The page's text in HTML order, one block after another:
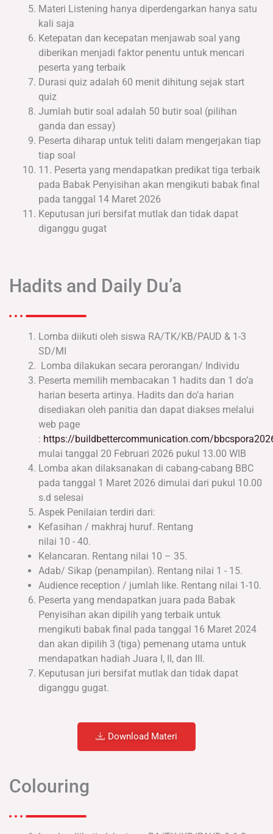
Materi Listening hanya diperdengarkan hanya satu
kali saja
Ketepatan dan kecepatan menjawab soal yang
diberikan menjadi faktor penentu untuk mencari
peserta yang terbaik
Durasi quiz adalah 60 menit dihitung sejak start
quiz
Jumlah butir soal adalah 50 butir soal (pilihan
ganda dan essay)
Peserta diharap untuk teliti dalam mengerjakan tiap
tiap soal
11. Peserta yang mendapatkan predikat tiga terbaik
pada Babak Penyisihan akan mengikuti babak final
pada tanggal 14 Maret 2026
Keputusan juri bersifat mutlak dan tidak dapat
diganggu gugat
Hadits and Daily Du’a
Lomba diikuti oleh siswa RA/TK/KB/PAUD & 1-3
SD/MI
Lomba dilakukan secara perorangan/ Individu
Peserta memilih membacakan 1 hadits dan 1 do’a
harian beserta artinya. Hadits dan do’a harian
disediakan oleh panitia dan dapat diakses melalui
web page
: https://buildbettercommunication.com/
mulai tanggal 20 Februari 2026 pukul 13.00 WIB
Lomba akan dilaksanakan di cabang-cabang BBC
pada tanggal 1 Maret 2026 dimulai dari pukul 10.00
s.d selesai
Aspek Penilaian terdiri dari:
Kefasihan / makhraj huruf. Rentang
nilai 10 - 40.
Kelancaran. Rentang nilai 10 – 35.
Adab/ Sikap (penampilan). Rentang nilai 1 - 15.
Audience reception / jumlah like. Rentang nilai 1-10.
Peserta yang mendapatkan juara pada Babak
Penyisihan akan dipilih yang terbaik untuk
mengikuti babak final pada tanggal 16 Maret 2024
dan akan dipilih 3 (tiga) pemenang utama untuk
mendapatkan hadiah Juara I, II, dan III.
Keputusan juri bersifat mutlak dan tidak dapat
diganggu gugat.
Download Materi
Colouring